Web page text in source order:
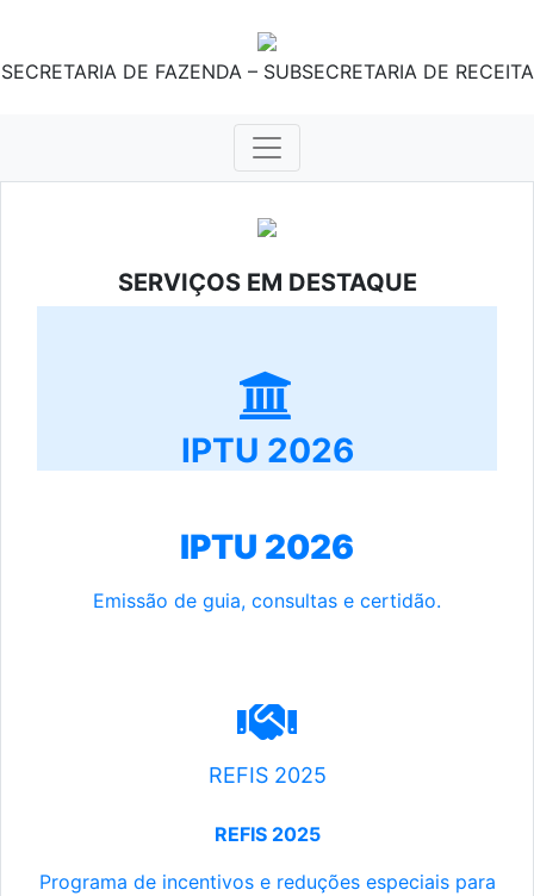
SECRETARIA DE FAZENDA – SUBSECRETARIA DE RECEITA
SERVIÇOS EM DESTAQUE
IPTU 2026
IPTU 2026
Emissão de guia, consultas e certidão.
REFIS 2025
REFIS 2025
Programa de incentivos e reduções especiais para